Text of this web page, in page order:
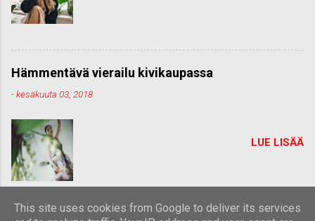
Hämmentävä vierailu kivikaupassa
-kesäkuuta 03, 2018
LUE LISÄÄ
This site uses cookies from Google to deliver its services